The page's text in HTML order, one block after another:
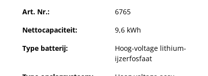
Art. Nr.:
6765
Nettocapaciteit:
9,6 kWh
Type batterij:
Hoog-voltage lithium-
ijzerfosfaat